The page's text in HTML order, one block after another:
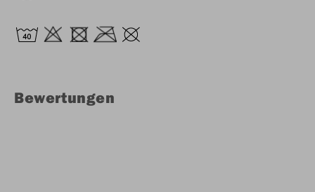
Bewertungen